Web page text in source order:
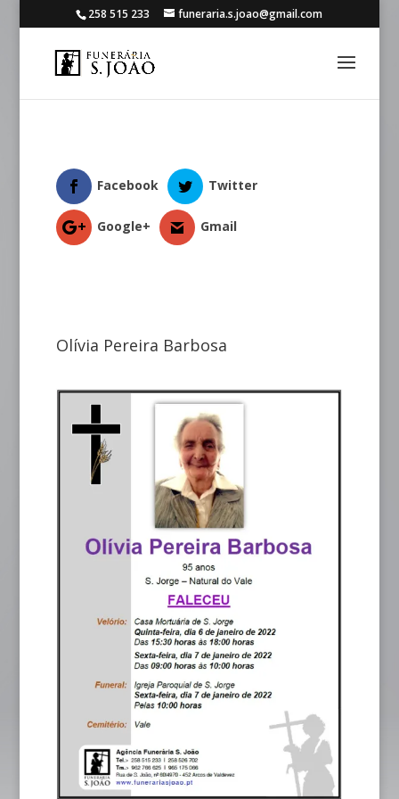
258 515 233 funeraria.s.joao@gmail.com
Facebook Twitter
Google+ Gmail
Olívia Pereira Barbosa